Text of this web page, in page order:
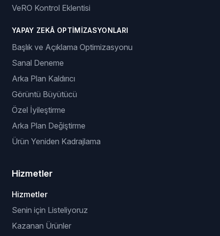
VeRO Kontrol Eklentisi
YAPAY ZEKÂ OPTIMIZASYONLARI
Başlık ve Açıklama Optimizasyonu
Sanal Deneme
Arka Plan Kaldırıcı
Görüntü Büyütücü
Özel İyileştirme
Arka Plan Değiştirme
Ürün Yeniden Kadrajlama
Hizmetler
Hizmetler
Senin için Listeliyoruz
Kazanan Ürünler